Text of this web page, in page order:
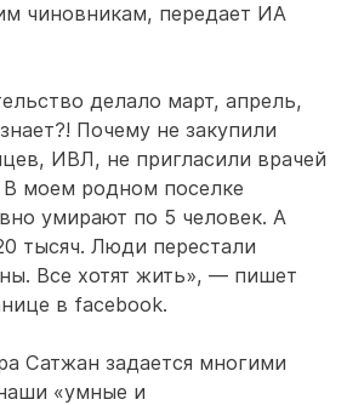
чиновникам, передает ИА
делало март, апрель,
Почему не закупили
ИВЛ, не пригласили врачей
В моем родном поселке
умирают по 5 человек. А
тысяч. Люди перестали
Все хотят жить», — пишет
в facebook.
Сатжан задается многими
«умные и